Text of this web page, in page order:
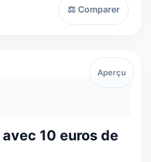
⚖ Comparer
10 euros de
Aperçu